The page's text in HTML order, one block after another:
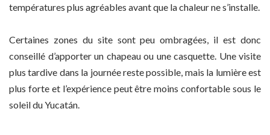
températures plus agréables avant que la chaleur ne s’installe.
Certaines zones du site sont peu ombragées, il est donc
conseillé d’apporter un chapeau ou une casquette. Une visite
plus tardive dans la journée reste possible, mais la lumière est
plus forte et l’expérience peut être moins confortable sous le
soleil du Yucatán.